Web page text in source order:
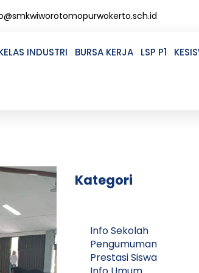
INDUSTRI BURSA KERJA LSP P1
Kategori
Info Sekolah
Pengumuman
Prestasi Siswa